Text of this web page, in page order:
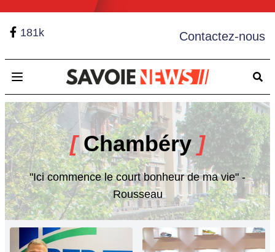
181k Contactez-nous
Open main menu
[Chambéry]
"Ici commence le court bonheur de ma vie" -
Rousseau